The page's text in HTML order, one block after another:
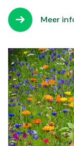
Meer